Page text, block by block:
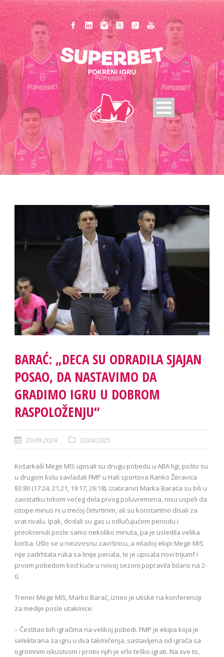
BARAĆ: „DECA SU ODRADILA SJAJAN
POSAO, DA NASTAVIMO DA
GRADIMO IGRU U DOBROM
RASPOLOŽENJU“
29.09.2024. 2024/2025
Košarkaši Mege MIS upisali su drugu pobedu u ABA ligi, pošto su
u drugom kolu savladali FMP u Hali sportova Ranko Žeravica
83:80 (17:24, 21:21, 19:17, 26:18). Izabranici Marka Baraća su bili u
zaostatku tokom većeg dela prvog poluvremena, nisu uspeli da
istope minus ni u trećoj četvrtinim, ali su konstantno disali za
vrat rivalu. Ipak, dodali su gas u odlučujućem periodu i
preokrenuli posle samo nekoliko minuta, pa je usledila velika
borba. Ušlo se u neizvesnu završnicu, a mladoj ekipi Mege MIS
nije zadrhtala ruka sa linije penala, te je upisala novi trijumf i
prvom pobedom kod kuće u novoj sezoni popravila bilans na 2-
0.
Trener Mege MIS, Marko Barać, izneo je utiske na konferenciji
za medije posle utakmice:
– Čestitao bih igračima na velikoj pobedi. FMP je ekipa koja je
selektirana za igru u dva takmičenja, sastavljena od igrača sa
ogromnim iskustvom i protiv njih je vrlo teško igrati. Na sve to,